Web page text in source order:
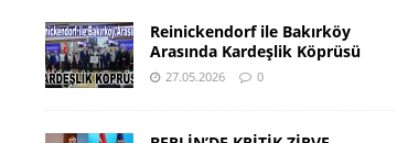
Reinickendorf ile Bakırköy
Arasında Kardeşlik Köprüsü
27.05.2026 0